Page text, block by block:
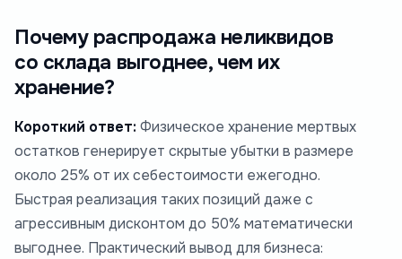
Почему распродажа неликвидов
со склада выгоднее, чем их
хранение?
Короткий ответ: Физическое хранение мертвых
остатков генерирует скрытые убытки в размере
около 25% от их себестоимости ежегодно.
Быстрая реализация таких позиций даже с
агрессивным дисконтом до 50% математически
выгоднее. Практический вывод для бизнеса: